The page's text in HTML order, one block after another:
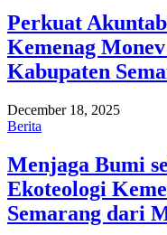
Perkuat
Kemenag
Kabupaten
December 18, 2025
Berita
Menjaga Bumi
Ekoteologi
Semarang dari